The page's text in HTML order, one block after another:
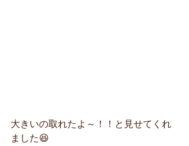
大きいの取れたよ～！！と見せてくれ
ました😆